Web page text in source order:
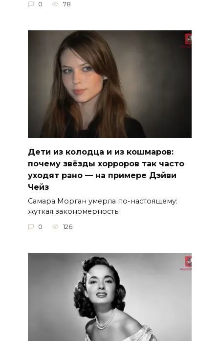
0 78
Дети из колодца и из кошмаров:
почему звёзды хорроров так часто
уходят рано — на примере Дэйви
Чейз
Самара Морган умерла по-настоящему:
жуткая закономерность
0 126